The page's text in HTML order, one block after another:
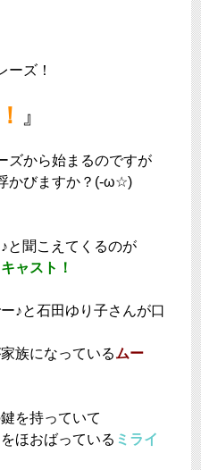
ーズ！
』
ズから始まるのですが
かびますか？(-ω☆)
と聞こえてくるのが
キャスト！
♪と石田ゆり子さんが口
族になっているムー
を持っていて
ほおばっている ミライ